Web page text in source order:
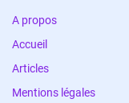
A propos
Accueil
Articles
Mentions légales